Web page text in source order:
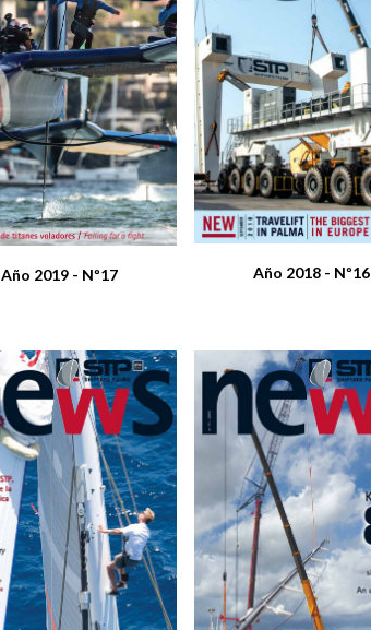
Año 2019 - Nº17 Año 2018 - Nº16